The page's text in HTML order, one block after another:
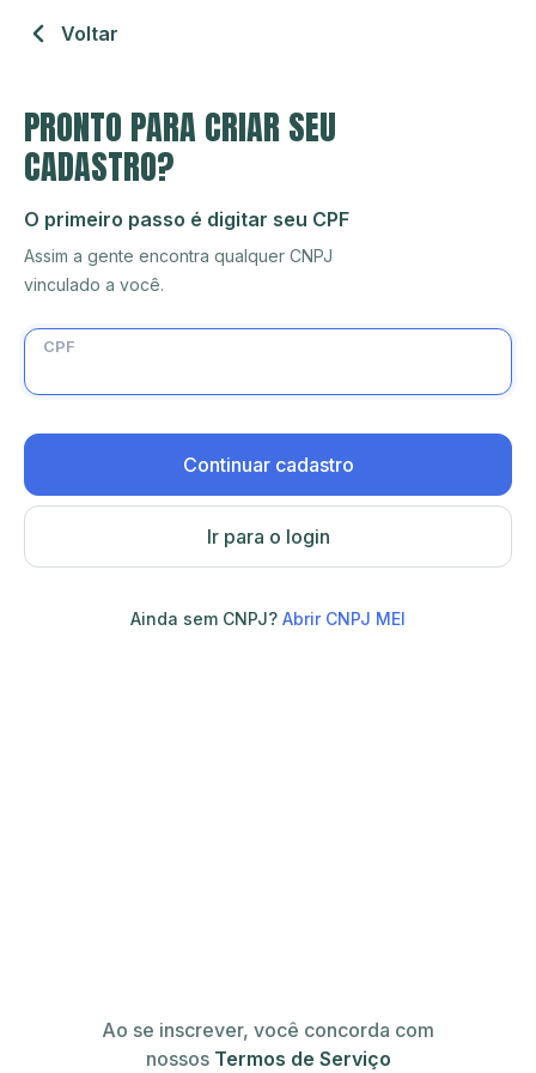
Voltar
PRONTO PARA CRIAR SEU
CADASTRO?
O primeiro passo é digitar seu CPF
Assim a gente encontra qualquer CNPJ
vinculado a você.
CPF
Continuar cadastro
Ir para o login
Ainda sem CNPJ? Abrir CNPJ MEI
Ao se inscrever, você concorda com
nossos Termos de Serviço